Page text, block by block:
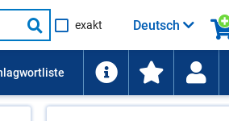
Suche
starten
exakt Deutsch